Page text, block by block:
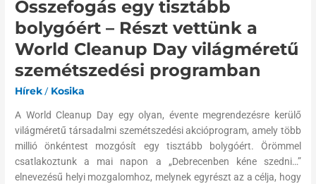
Összefogás egy tisztább
bolygóért – Részt vettünk a
World Cleanup Day világméretű
szemétszedési programban
Hírek / Kosika
A World Cleanup Day egy olyan, évente megrendezésre kerülő
világméretű társadalmi szemétszedési akcióprogram, amely több
millió önkéntest mozgósít egy tisztább bolygóért. Örömmel
csatlakoztunk a mai napon a „Debrecenben kéne szedni…”
elnevezésű helyi mozgalomhoz, melynek egyrészt az a célja, hogy
tisztább
bolygóért
–
Részt
vettünk
World
Cleanup
Day
világméretű
szemétszedési
programban